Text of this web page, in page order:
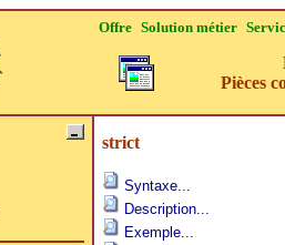
Offre Solution métier
Pièces
strict
Syntaxe...
Description...
Exemple...